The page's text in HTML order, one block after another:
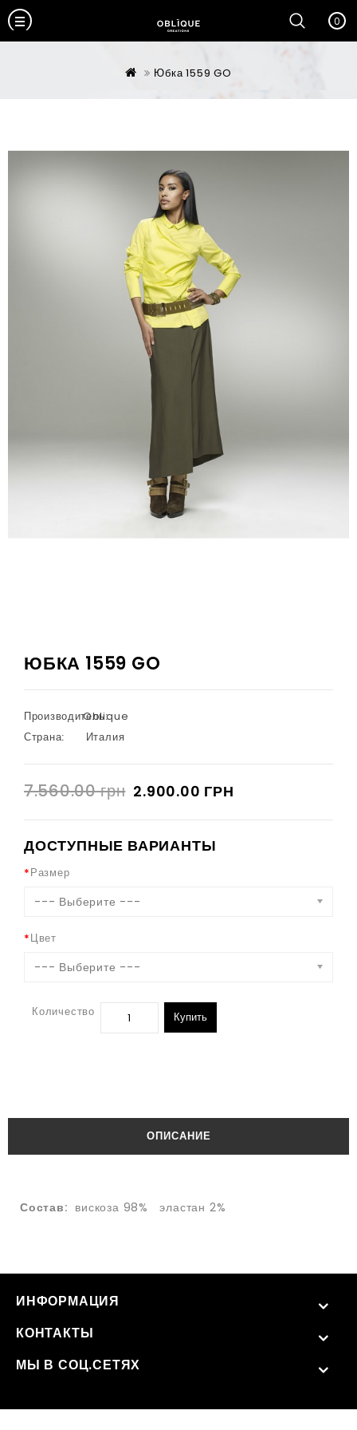
0
Юбка 1559 GO
ЮБКА 1559 GO
Производитель:
Oblique
Страна:
Италия
7.560.00 грн 2.900.00 ГРН
ДОСТУПНЫЕ ВАРИАНТЫ
Размер
--- Выберите ---
Цвет
--- Выберите ---
Количество Купить
ОПИСАНИЕ
Состав: вискоза 98% эластан 2%
ИНФОРМАЦИЯ
КОНТАКТЫ
МЫ В СОЦ.СЕТЯХ